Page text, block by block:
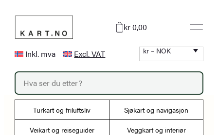
innhold
kr 0,00
Inkl. mva Excl. VAT kr – NOK
P
o
d
t
Turkart og friluftsliv Sjøkart og navigasjon
Veikart og reiseguider Veggkart og interiør